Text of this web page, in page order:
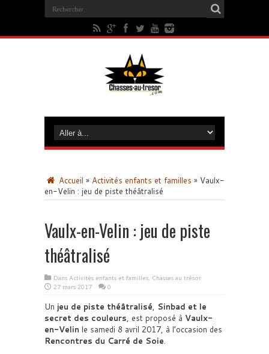
Accueil » Activités enfants et familles » Vaulx-
en-Velin : jeu de piste théâtralisé
Vaulx-en-Velin : jeu de piste
théâtralisé
Dans Activités enfants et familles, Chasses au trésor
27 mars 2017
0
Un jeu de piste théâtralisé, Sinbad et le
secret des couleurs, est proposé à Vaulx-
en-Velin le samedi 8 avril 2017, à l’occasion des
Rencontres du Carré de Soie.